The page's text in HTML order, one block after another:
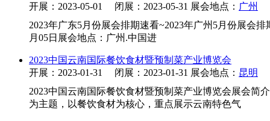
开展：2023-05-01 闭展：2023-05-31 展会地点： 广州
2023年广东5月份展会排期速看~2023年广州5月份展会
月05日展会地点：广州.中国进
2023中国云南国际餐饮食材暨预制菜产业博览会
开展：2023-01-31 闭展：2023-01-31 展会地点： 昆明
2023中国云南国际餐饮食材暨预制菜产业博览会展会简
为主题，以餐饮食材为核心，重点展示云南特色气